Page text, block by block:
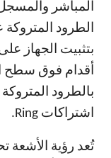
المباشر
الطرود
أقدام فوق سطح
بالطرود
اشتراكات Ring.
تُعد رؤية الأشعة